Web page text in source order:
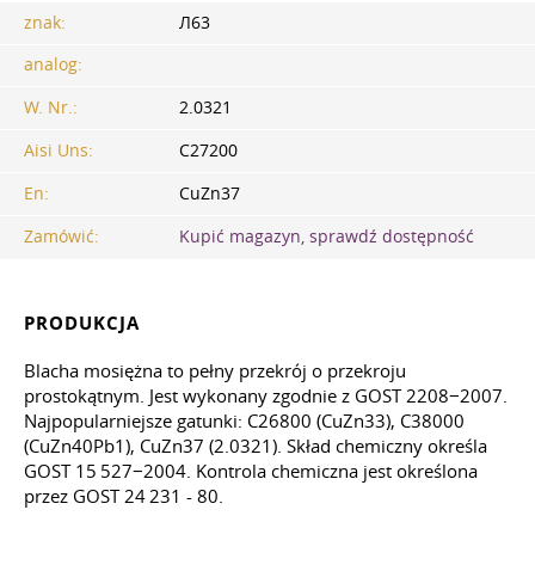
znak:
Л63
analog:
W. Nr.:
2.0321
Aisi Uns:
C27200
En:
CuZn37
Zamówić:
Kupić magazyn, sprawdź dostępność
PRODUKCJA
Blacha mosiężna to pełny przekrój o przekroju
prostokątnym. Jest wykonany zgodnie z GOST 2208−2007.
Najpopularniejsze gatunki: C26800 (CuZn33), C38000
(CuZn40Pb1), CuZn37 (2.0321). Skład chemiczny określa
GOST 15 527−2004. Kontrola chemiczna jest określona
przez GOST 24 231 - 80.